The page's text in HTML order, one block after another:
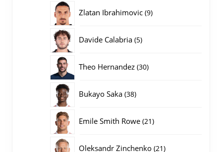
Zlatan Ibrahimovic 99
Davide Calabria 55
Theo Hernandez 3030
Bukayo Saka 3838
Emile Smith Rowe 2121
Oleksandr Zinchenko 2121